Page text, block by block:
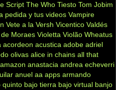
Script The Who Tiesto Tom Jobim
pedida y tus videos Vampire
Vete a la Versh Vicentico Valdés
Moraes Violetta Violão Wheatus
acordeon acustica adobe adriel
olivas alice in chains all that
amazon anastacia andrea echeverri
anuel aa apps armando
quinto bajo tierra bajo virtual banjo